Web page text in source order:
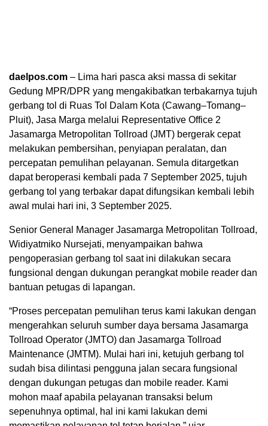
daelpos.com – Lima hari pasca aksi massa di sekitar
Gedung MPR/DPR yang mengakibatkan terbakarnya tujuh
gerbang tol di Ruas Tol Dalam Kota (Cawang–Tomang–
Pluit), Jasa Marga melalui Representative Office 2
Jasamarga Metropolitan Tollroad (JMT) bergerak cepat
melakukan pembersihan, penyiapan peralatan, dan
percepatan pemulihan pelayanan. Semula ditargetkan
dapat beroperasi kembali pada 7 September 2025, tujuh
gerbang tol yang terbakar dapat difungsikan kembali lebih
awal mulai hari ini, 3 September 2025.
Senior General Manager Jasamarga Metropolitan Tollroad,
Widiyatmiko Nursejati, menyampaikan bahwa
pengoperasian gerbang tol saat ini dilakukan secara
fungsional dengan dukungan perangkat mobile reader dan
bantuan petugas di lapangan.
“Proses percepatan pemulihan terus kami lakukan dengan
mengerahkan seluruh sumber daya bersama Jasamarga
Tollroad Operator (JMTO) dan Jasamarga Tollroad
Maintenance (JMTM). Mulai hari ini, ketujuh gerbang tol
sudah bisa dilintasi pengguna jalan secara fungsional
dengan dukungan petugas dan mobile reader. Kami
mohon maaf apabila pelayanan transaksi belum
sepenuhnya optimal, hal ini kami lakukan demi